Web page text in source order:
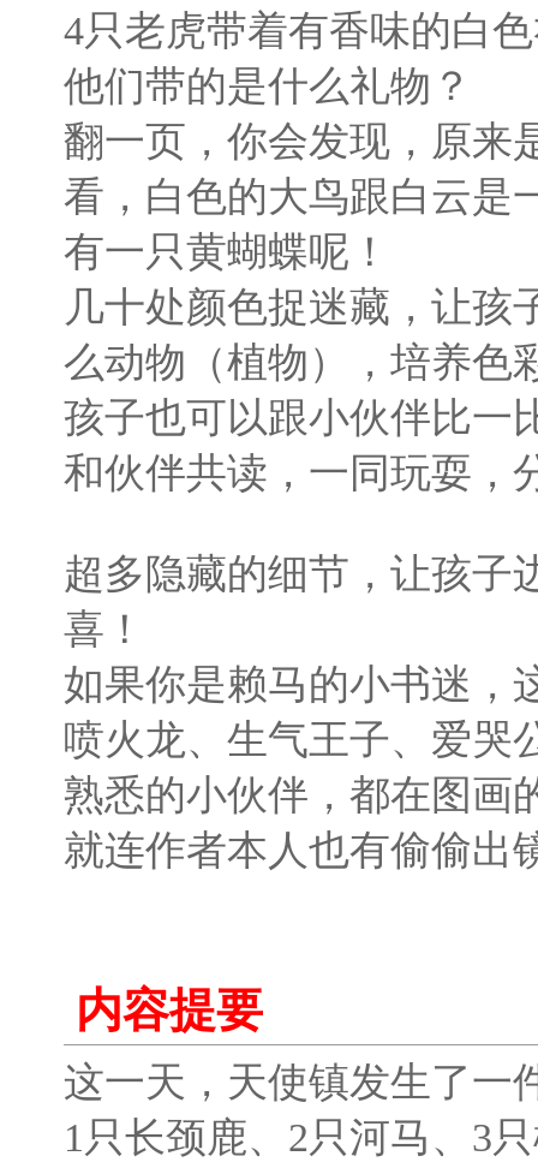
4只老虎带着有香味的白
他们带的是什么礼物？
翻一页，你会发现，原来
看，白色的大鸟跟白云是
有一只黄蝴蝶呢！
几十处颜色捉迷藏，让孩
么动物（植物），培养色
孩子也可以跟小伙伴比一
和伙伴共读，一同玩耍，
超多隐藏的细节，让孩子
喜！
如果你是赖马的小书迷，
喷火龙、生气王子、爱
熟悉的小伙伴，都在图画
就连作者本人也有偷偷出
内容提要
这一天，天使镇发生了一
1只长颈鹿、2只河马、3